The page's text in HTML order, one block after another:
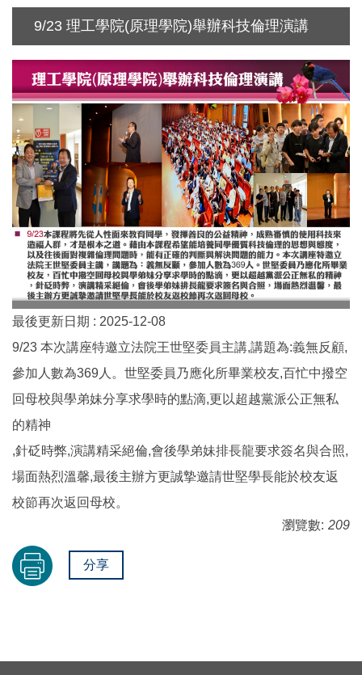
9/23 理工學院(原理學院)舉辦科技倫理演講
最後更新日期 : 2025-12-08
9/23 本次講座特邀立法院王世堅委員主講,講題為:義無反顧,
參加人數為369人。世堅委員乃應化所畢業校友,百忙中撥空
回母校與學弟妹分享求學時的點滴,更以超越黨派公正無私
的精神
,針砭時弊,演講精采絕倫,會後學弟妹排長龍要求簽名與合照,
場面熱烈溫馨,最後主辦方更誠摯邀請世堅學長能於校友返
校節再次返回母校。
瀏覽數: 209
分享